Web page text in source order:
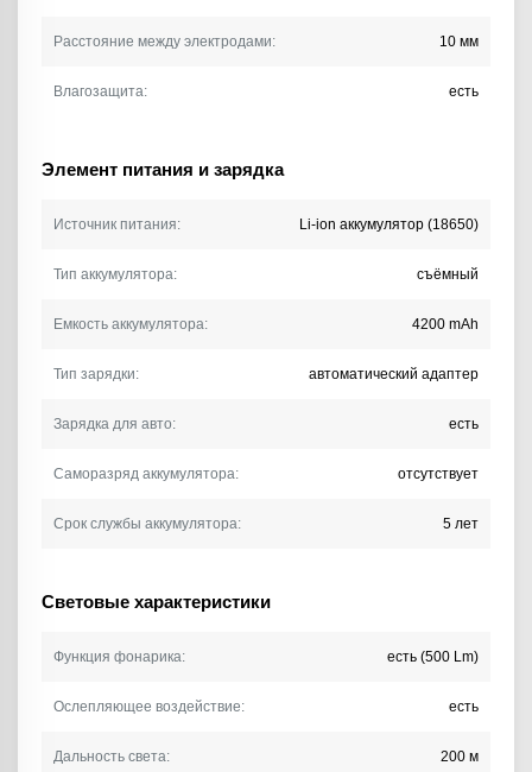
Расстояние между электродами: 10 мм
Влагозащита: есть
Элемент питания и зарядка
Источник питания: Li-ion аккумулятор (18650)
Тип аккумулятора: съёмный
Емкость аккумулятора: 4200 mAh
Тип зарядки: автоматический адаптер
Зарядка для авто: есть
Саморазряд аккумулятора: отсутствует
Срок службы аккумулятора: 5 лет
Световые характеристики
Функция фонарика: есть (500 Lm)
Ослепляющее воздействие: есть
Дальность света: 200 м